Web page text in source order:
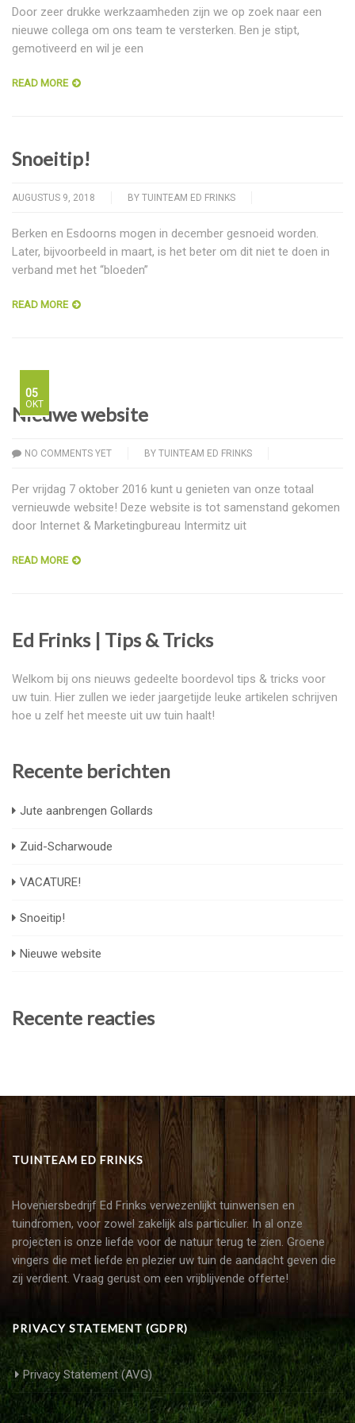
Door zeer drukke werkzaamheden zijn we op zoek naar een
nieuwe collega om ons team te versterken. Ben je stipt,
gemotiveerd en wil je een
READ MORE
Snoeitip!
AUGUSTUS 9, 2018 BY TUINTEAM ED FRINKS
Berken en Esdoorns mogen in december gesnoeid worden.
Later, bijvoorbeeld in maart, is het beter om dit niet te doen in
verband met het “bloeden”
READ MORE
05
OKT
Nieuwe website
NO COMMENTS YET BY TUINTEAM ED FRINKS
Per vrijdag 7 oktober 2016 kunt u genieten van onze totaal
vernieuwde website! Deze website is tot samenstand gekomen
door Internet & Marketingbureau Intermitz uit
READ MORE
Ed Frinks | Tips & Tricks
Welkom bij ons nieuws gedeelte boordevol tips & tricks voor
uw tuin. Hier zullen we ieder jaargetijde leuke artikelen schrijven
hoe u zelf het meeste uit uw tuin haalt!
Recente berichten
Jute aanbrengen Gollards
Zuid-Scharwoude
VACATURE!
Snoeitip!
Nieuwe website
Recente reacties
TUINTEAM ED FRINKS
Hoveniersbedrijf Ed Frinks verwezenlijkt tuinwensen en
tuindromen, voor zowel zakelijk als particulier. In al onze
projecten is onze liefde voor de natuur terug te zien. Groene
vingers die met liefde en plezier uw tuin de aandacht geven die
zij verdient. Vraag gerust om een vrijblijvende offerte!
PRIVACY STATEMENT (GDPR)
Privacy Statement (AVG)